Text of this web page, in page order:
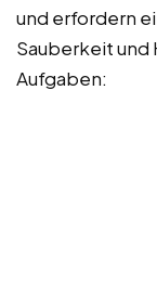
und erfordern
Sauberkeit und
Aufgaben: